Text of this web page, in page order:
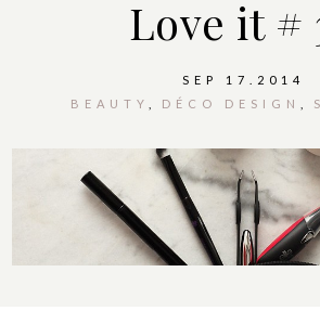
Love it #
SEP 17.2014
BEAUTY
DÉCO DESIGN